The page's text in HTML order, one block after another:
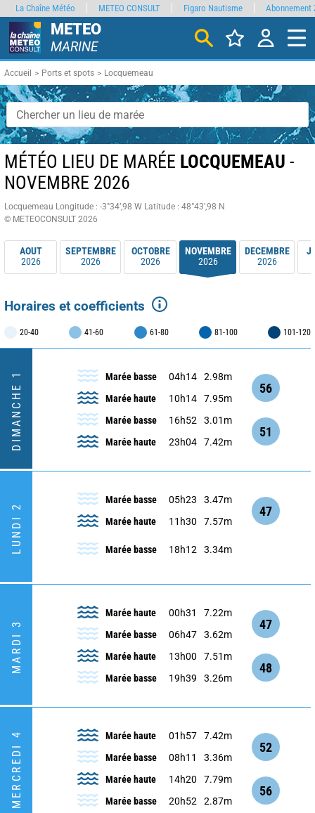
METEO
MARINE
Accueil Ports et spots Locquemeau
MÉTÉO LIEU DE MARÉE LOCQUEMEAU -
NOVEMBRE 2026
Locquemeau Longitude : -3°34’,98 W Latitude : 48°43’,98 N
© METEOCONSULT 2026
AOUT
2026
SEPTEMBRE
2026
OCTOBRE
2026
NOVEMBRE
2026
DECEMBRE
2026
Horaires et coefficients
20-40 41-60 61-80 81-100 101-120
DIMANCHE 1 Marée basse 04h14
2.98m
Marée haute
10h14 7.95m
56
Marée basse 16h52
3.01m
Marée haute
23h04 7.42m
51
LUNDI 2
Marée basse 05h23
3.47m
Marée haute
11h30 7.57m
47
Marée basse 18h12 3.34m
MARDI 3
Marée haute 00h31
7.22m
Marée basse
06h47 3.62m
47
Marée haute 13h00
7.51m
Marée basse
19h39 3.26m
48
MERCREDI 4 Marée haute 01h57
7.42m
Marée basse
08h11 3.36m
52
Marée haute 14h20
7.79m
Marée basse
20h52 2.87m
56
La Chaîne Météo METEO CONSULT Figaro Nautisme Abonnement